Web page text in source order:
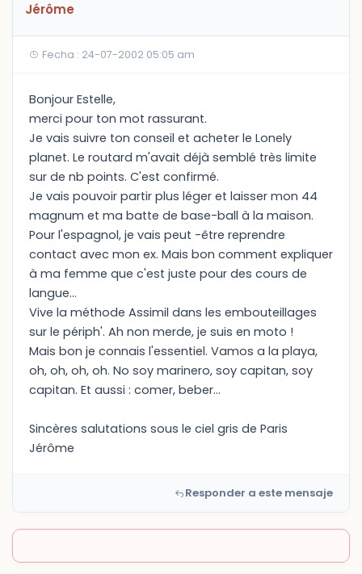
Jérôme
Fecha : 24-07-2002 05:05 am
Bonjour Estelle,
merci pour ton mot rassurant.
Je vais suivre ton conseil et acheter le Lonely
planet. Le routard m'avait déjà semblé très limite
sur de nb points. C'est confirmé.
Je vais pouvoir partir plus léger et laisser mon 44
magnum et ma batte de base-ball à la maison.
Pour l'espagnol, je vais peut -être reprendre
contact avec mon ex. Mais bon comment expliquer
à ma femme que c'est juste pour des cours de
langue...
Vive la méthode Assimil dans les embouteillages
sur le périph'. Ah non merde, je suis en moto !
Mais bon je connais l'essentiel. Vamos a la playa,
oh, oh, oh, oh. No soy marinero, soy capitan, soy
capitan. Et aussi : comer, beber...
Sincères salutations sous le ciel gris de Paris
Jérôme
Responder a este mensaje